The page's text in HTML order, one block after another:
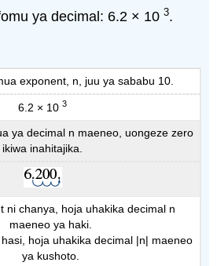
ya decimal: 6.2 × 103.
exponent, n, juu ya sababu 10.
6.2 × 10 3
ya decimal n maeneo, uongeze zero
ikiwa inahitajika.
ni chanya, hoja uhakika decimal n
maeneo ya haki.
hoja uhakika decimal |n| maeneo
ya kushoto.